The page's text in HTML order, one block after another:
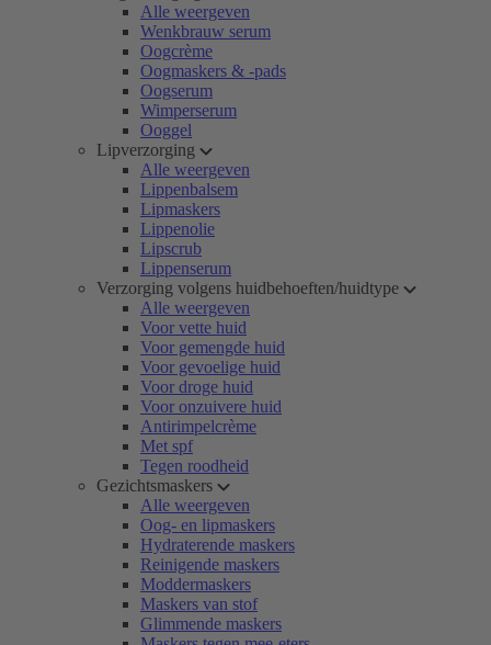
Alle weergeven
Wenkbrauw serum
Oogcrème
Oogmaskers & -pads
Oogserum
Wimperserum
Ooggel
Lipverzorging
Alle weergeven
Lippenbalsem
Lipmaskers
Lippenolie
Lipscrub
Lippenserum
Verzorging volgens huidbehoeften/huidtype
Alle weergeven
Voor vette huid
Voor gemengde huid
Voor gevoelige huid
Voor droge huid
Voor onzuivere huid
Antirimpelcrème
Met spf
Tegen roodheid
Gezichtsmaskers
Alle weergeven
Oog- en lipmaskers
Hydraterende maskers
Reinigende maskers
Moddermaskers
Maskers van stof
Glimmende maskers